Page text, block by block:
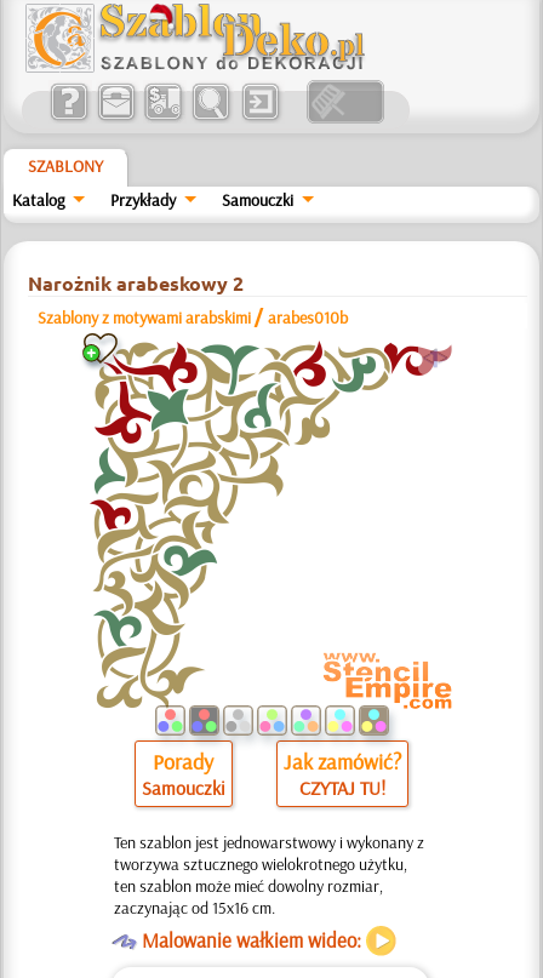
SZABLONY
Katalog
Przykłady Samouczki
Narożnik arabeskowy 2
Szablony z motywami arabskimi /arabes010b
a
Porady
Samouczki
Jak zamówić?
CZYTAJ TU!
Ten szablon jest jednowarstwowy i wykonany z
tworzywa sztucznego wielokrotnego użytku,
ten szablon może mieć dowolny rozmiar,
zaczynając od 15x16 cm.
OMalowanie wałkiem wideo: